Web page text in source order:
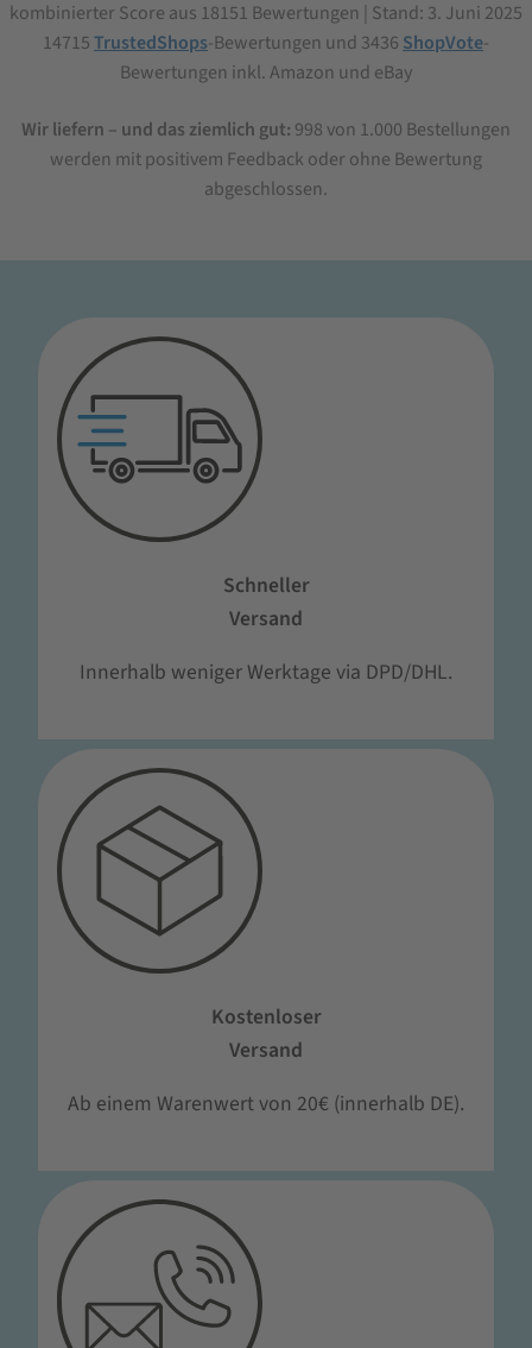
kombinierter Score aus 18151 Bewertungen | Stand: 3. Juni 2025
14715TrustedShops -Bewertungen und 3436 ShopVote
Bewertungen inkl. Amazon und eBay
Wir liefern – und das ziemlich gut: 998 von 1.000 Bestellungen
werden mit positivem Feedback oder ohne Bewertung
abgeschlossen.
Schneller
Versand
Innerhalb weniger Werktage via DPD/DHL.
Kostenloser
Versand
Ab einem Warenwert von 20€ (innerhalb DE).